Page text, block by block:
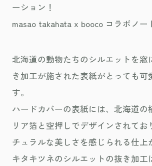
ーション！
masao takahata x booco コラボノー
北海道の動物たちのシルエットを窓
き加工が施された表紙がとっても可
す。
ハードカバーの表紙には、北海道の
リア箔と空押しでデザインされてお
チュラルな美しさを感じられる仕上
キタキツネのシルエットの抜き加工